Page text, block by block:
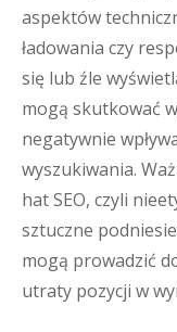
aspektów
ładowania czy
się lub źle
mogą skutkować
negatywnie
wyszukiwania.
hat SEO, czyli
sztuczne
mogą prowadzić
utraty pozycji w